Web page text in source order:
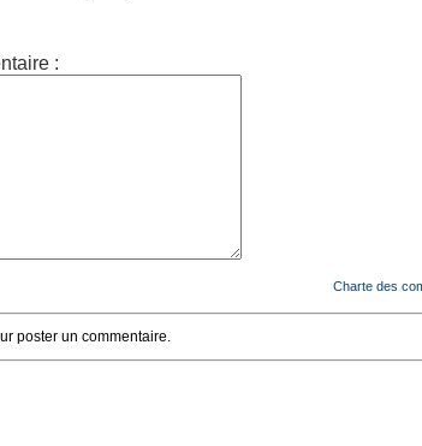
:
Charte des
poster un commentaire.